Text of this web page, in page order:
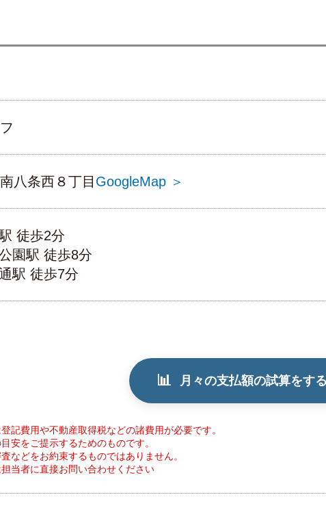
八条西８丁目 GoogleMap ＞
徒歩2分
園駅 徒歩8分
駅 徒歩7分
📊 月々の支払額の試算をす
記費用や不動産取得税などの諸費用が必要です。
安をご提示するためのものです。
などをお約束するものではありません。
当者に直接お問い合わせください